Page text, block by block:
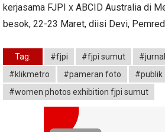
kerjasama FJPI x ABCID Australia di
besok, 22-23 Maret, diisi Devi,
Tag: #fjpi #fjpi sumut
#klikmetro
#pameran foto
#publik
#women photos exhibition fjpi sumut